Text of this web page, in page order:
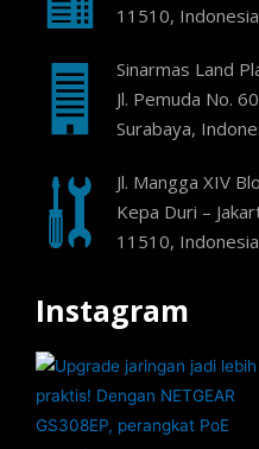
11510,
Sinarmas Land
Jl. Pemuda No.
Surabaya,
Jl. Mangga XIV
Kepa Duri –
11510,
Instagram